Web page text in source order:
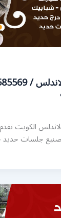
الكويت
جلسات حديد